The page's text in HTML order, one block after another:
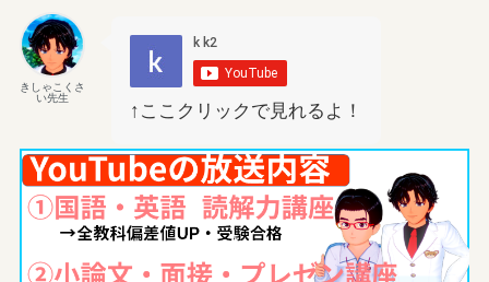
きしゃこくさ
い先生
↑ここクリックで見れるよ！